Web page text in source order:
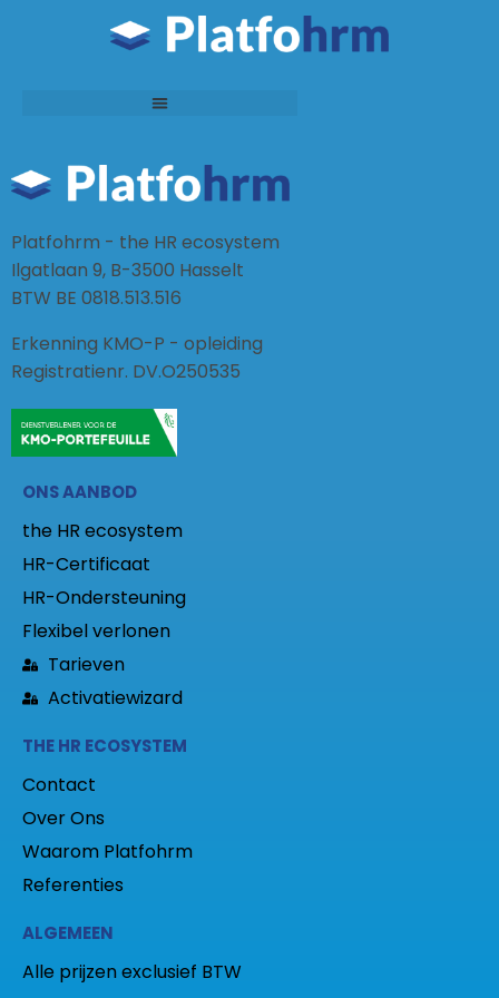
Platfohrm - the HR ecosystem
Ilgatlaan 9, B-3500 Hasselt
BTW BE 0818.513.516
Erkenning KMO-P - opleiding
Registratienr. DV.O250535
ONS AANBOD
the HR ecosystem
HR-Certificaat
HR-Ondersteuning
Flexibel verlonen
Tarieven
Activatiewizard
THE HR ECOSYSTEM
Contact
Over Ons
Waarom Platfohrm
Referenties
ALGEMEEN
Alle prijzen exclusief BTW